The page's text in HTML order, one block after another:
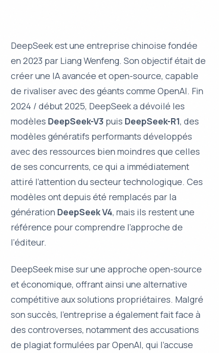
DeepSeek est une entreprise chinoise fondée
en 2023 par Liang Wenfeng. Son objectif était de
créer une IA avancée et open-source, capable
de rivaliser avec des géants comme OpenAI. Fin
2024 / début 2025, DeepSeek a dévoilé les
modèles DeepSeek-V3 puis DeepSeek-R1, des
modèles génératifs performants développés
avec des ressources bien moindres que celles
de ses concurrents, ce qui a immédiatement
attiré l’attention du secteur technologique. Ces
modèles ont depuis été remplacés par la
génération DeepSeek V4, mais ils restent une
référence pour comprendre l’approche de
l’éditeur.
DeepSeek mise sur une approche open-source
et économique, offrant ainsi une alternative
compétitive aux solutions propriétaires. Malgré
son succès, l’entreprise a également fait face à
des controverses, notamment des accusations
de plagiat formulées par OpenAI, qui l’accuse